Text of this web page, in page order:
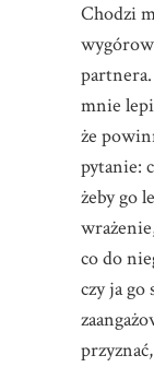
Chodzi
partnera.
mnie
że
pytanie:
żeby go
co do
czy ja go